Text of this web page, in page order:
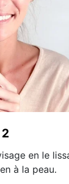
2
en le
à la peau.